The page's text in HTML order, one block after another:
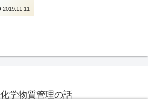
2019.11.11
化学物質管理の話